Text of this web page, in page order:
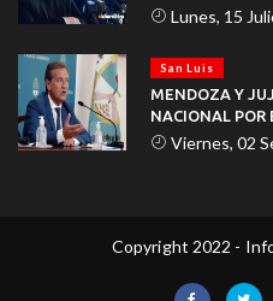
Lunes, 15
San Luis
MENDOZA Y
NACIONAL POR
KIRCHNER
Viernes, 02
Copyright 2022 -